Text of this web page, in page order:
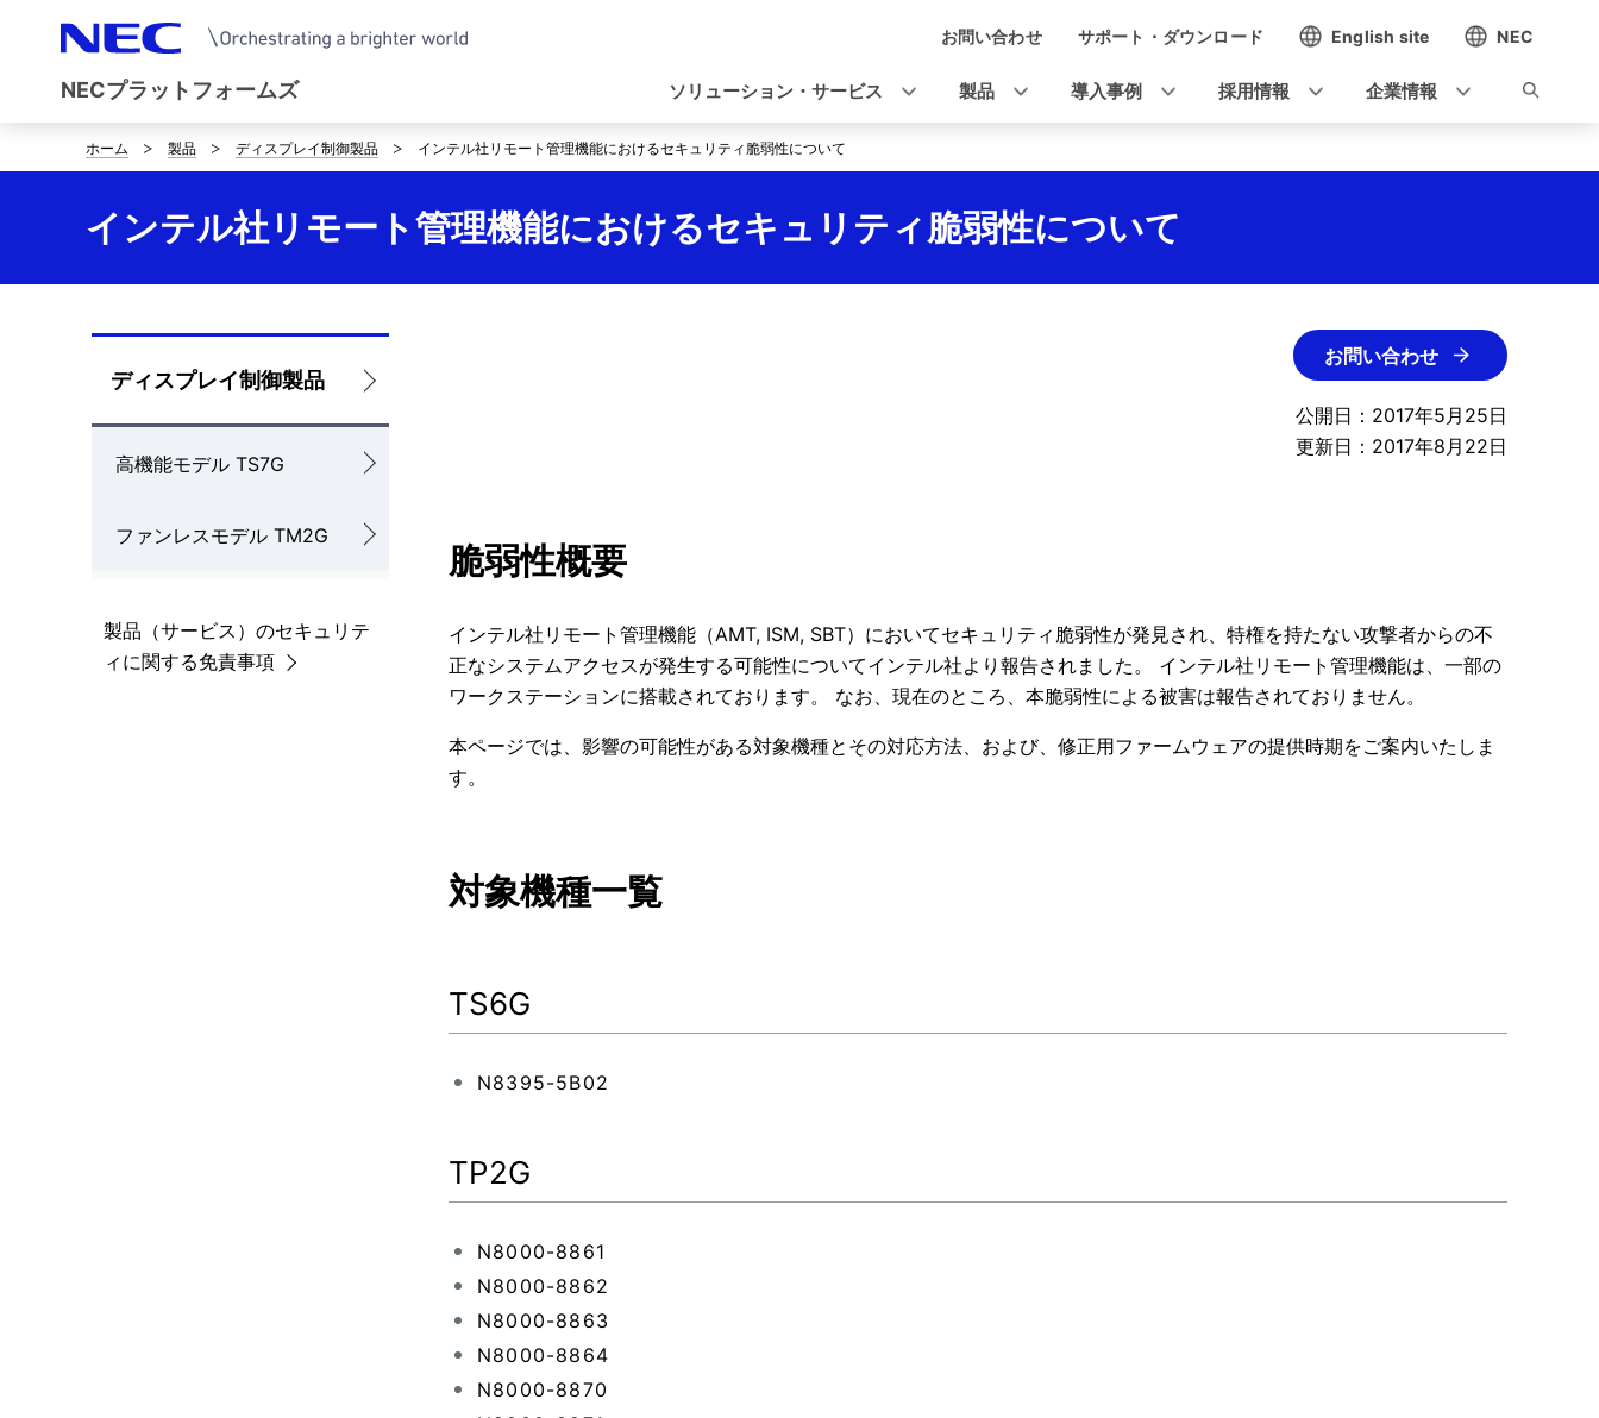
NECプラットフォームズ
ゲ
ー
シ
ョ
お問い合わせ サポート・ダウンロード English site NEC
ソリューション・サービス 製品 導入事例 採用情報 企業情報
サ
イ
ト
の
現
在
表
示
ホーム 製品 ディスプレイ制御製品 インテル社リモート管理機能におけるセキュリティ脆弱性について
インテル社リモート管理機能におけるセキュリティ脆弱性について
ロ
ー
カ
ビ
ゲ
ディスプレイ制御製品
高機能モデル TS7G
ファンレスモデル TM2G
製品（サービス）のセキュリテ
ィに関する免責事項
お問い合わせ
公開日：2017年5月25日
更新日：2017年8月22日
脆弱性概要
インテル社リモート管理機能（AMT, ISM, SBT）においてセキュリティ脆弱性が発見され、特権を持たない攻撃者からの不
正なシステムアクセスが発生する可能性についてインテル社より報告されました。 インテル社リモート管理機能は、一部の
ワークステーションに搭載されております。 なお、現在のところ、本脆弱性による被害は報告されておりません。
本ページでは、影響の可能性がある対象機種とその対応方法、および、修正用ファームウェアの提供時期をご案内いたしま
す。
対象機種一覧
TS6G
N8395-5B02
TP2G
N8000-8861
N8000-8862
N8000-8863
N8000-8864
N8000-8870